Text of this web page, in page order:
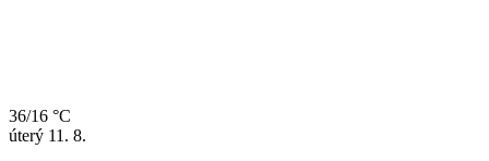
36/16 °C
úterý 11. 8.